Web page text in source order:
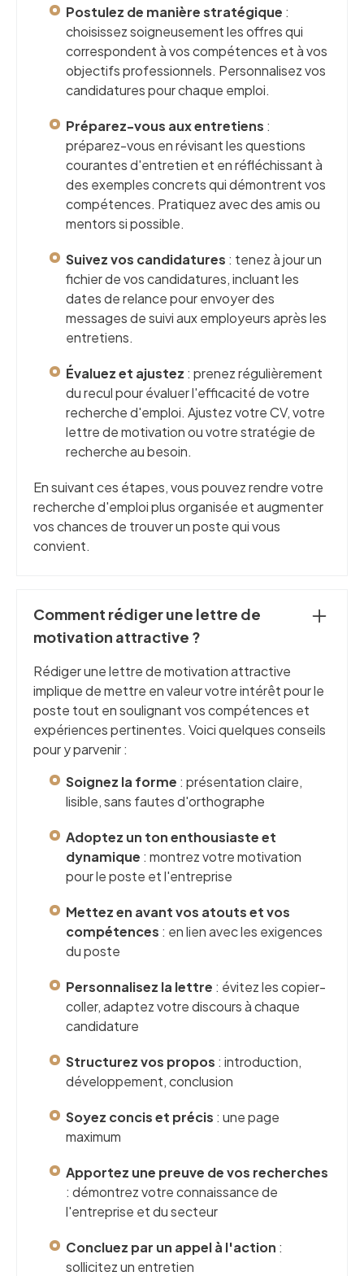
Postulez de manière stratégique :
choisissez soigneusement les offres qui
correspondent à vos compétences et à vos
objectifs professionnels. Personnalisez vos
candidatures pour chaque emploi.
Préparez-vous aux entretiens :
préparez-vous en révisant les questions
courantes d'entretien et en réfléchissant à
des exemples concrets qui démontrent vos
compétences. Pratiquez avec des amis ou
mentors si possible.
Suivez vos candidatures : tenez à jour un
fichier de vos candidatures, incluant les
dates de relance pour envoyer des
messages de suivi aux employeurs après les
entretiens.
Évaluez et ajustez : prenez régulièrement
du recul pour évaluer l'efficacité de votre
recherche d'emploi. Ajustez votre CV, votre
lettre de motivation ou votre stratégie de
recherche au besoin.
En suivant ces étapes, vous pouvez rendre votre
recherche d'emploi plus organisée et augmenter
vos chances de trouver un poste qui vous
convient.
Comment rédiger une lettre de
motivation attractive ?
Rédiger une lettre de motivation attractive
implique de mettre en valeur votre intérêt pour le
poste tout en soulignant vos compétences et
expériences pertinentes. Voici quelques conseils
pour y parvenir :
Soignez la forme : présentation claire,
lisible, sans fautes d'orthographe
Adoptez un ton enthousiaste et
dynamique : montrez votre motivation
pour le poste et l'entreprise
Mettez en avant vos atouts et vos
compétences : en lien avec les exigences
du poste
Personnalisez la lettre : évitez les copier-
coller, adaptez votre discours à chaque
candidature
Structurez vos propos : introduction,
développement, conclusion
Soyez concis et précis : une page
maximum
Apportez une preuve de vos recherches
: démontrez votre connaissance de
l'entreprise et du secteur
Concluez par un appel à l'action :
sollicitez un entretien